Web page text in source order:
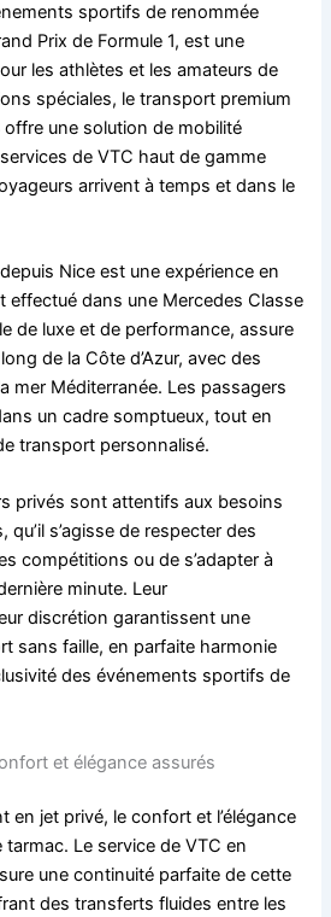
sportifs de renommée
Prix de Formule 1, est une
les athlètes et les amateurs de
spéciales, le transport premium
offre une solution de mobilité
de VTC haut de gamme
arrivent à temps et dans le
Nice est une expérience en
effectué dans une Mercedes Classe
de luxe et de performance, assure
de la Côte d’Azur, avec des
mer Méditerranée. Les passagers
un cadre somptueux, tout en
transport personnalisé.
privés sont attentifs aux besoins
s’agisse de respecter des
compétitions ou de s’adapter à
minute. Leur
discrétion garantissent une
sans faille, en parfaite harmonie
des événements sportifs de
et élégance assurés
en jet privé, le confort et l’élégance
tarmac. Le service de VTC en
une continuité parfaite de cette
des transferts fluides entre les